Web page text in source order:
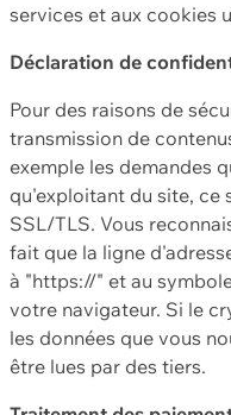
services et aux cookies
Déclaration de
Pour des raisons de
transmission de
exemple les demandes
qu'exploitant du site, ce
SSL/TLS. Vous
fait que la ligne
à "https://" et au
votre navigateur. Si le
les données que vous
être lues par des tiers.